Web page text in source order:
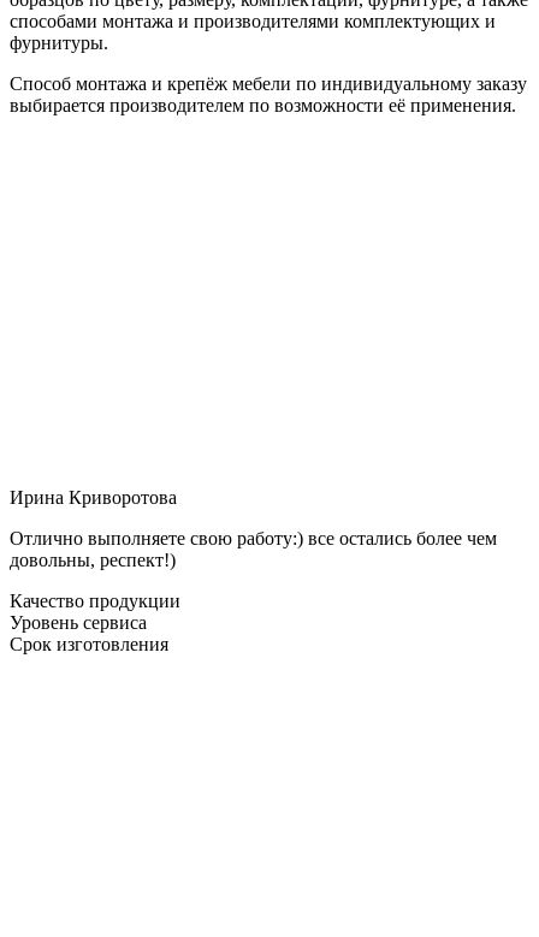
способами монтажа и производителями комплектующих и
фурнитуры.
Способ монтажа и крепёж мебели по индивидуальному заказу
выбирается производителем по возможности её применения.
Ирина Криворотова
Отлично выполняете свою работу:) все остались более чем
довольны, респект!)
Качество продукции
Уровень сервиса
Срок изготовления